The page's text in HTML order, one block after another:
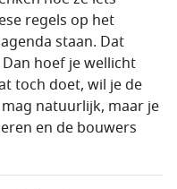
regels op het
staan. Dat
hoef je wellicht
toch doet, wil je de
natuurlijk, maar je
en de bouwers